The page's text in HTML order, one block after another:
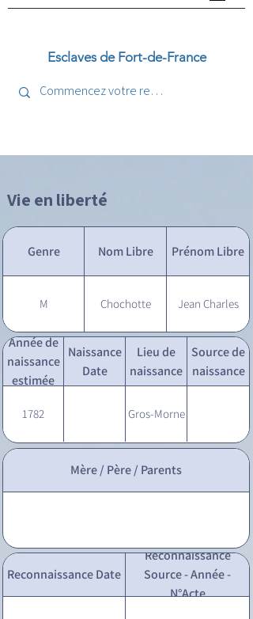
Esclaves de Fort-de-France
Vie en liberté
Genre Nom Libre Prénom Libre
M Chochotte Jean Charles
Année de
naissance
estimée
Naissance
Date
Lieu de
naissance
Source de
naissance
1782 Gros-Morne
Mère / Père / Parents
Reconnaissance Date
Reconnaissance
Source - Année -
N°Acte